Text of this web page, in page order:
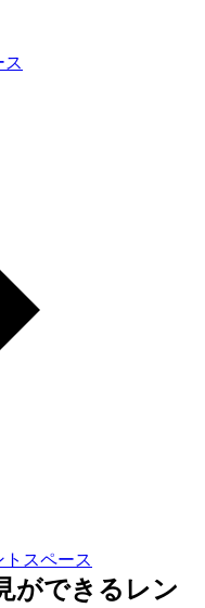
スペース
ができるレン